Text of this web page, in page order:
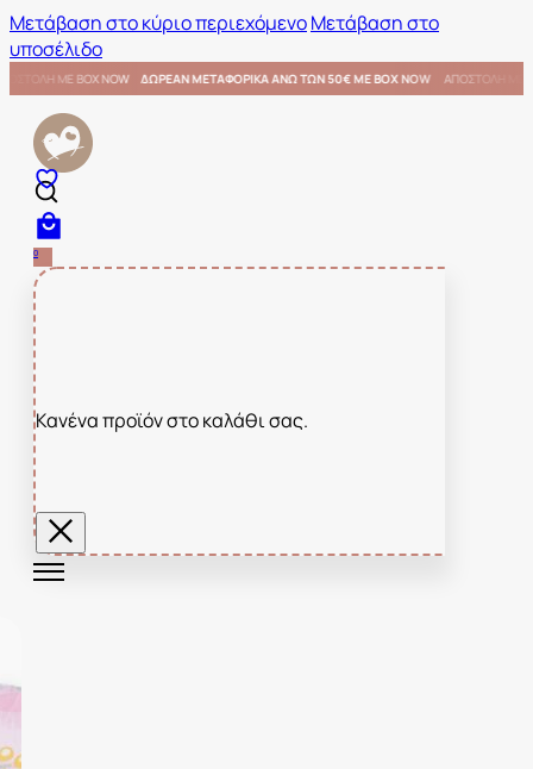
Μετάβαση στο κύριο περιεχόμενοΜετάβαση στο
υποσέλιδο
ΜΕ BOX NOW ΑΠΟΣΤΟΛΗ ΜΕ BOX NOW ΔΩΡΕΑΝ ΜΕΤΑΦΟΡΙΚΑ ΑΝΩ ΤΩΝ 50€ ΜΕ BOX
0
Κανένα προϊόν στο καλάθι σας.